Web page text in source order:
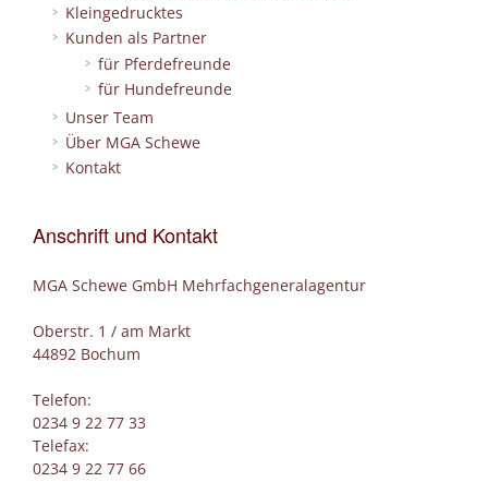
Kleingedrucktes
Kunden als Partner
für Pferdefreunde
für Hundefreunde
Unser Team
Über MGA Schewe
Kontakt
Anschrift und Kontakt
MGA Schewe GmbH Mehrfachgeneralagentur
Oberstr. 1 / am Markt
44892 Bochum
Telefon:
0234 9 22 77 33
Telefax:
0234 9 22 77 66